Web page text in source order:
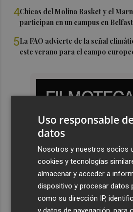
4Chicas del Molina Basket y el
participan en un campus en Belfast
5La FAO advierte de la señal
este verano para el campo
Uso responsable
datos
Nosotros y nuestros socios
cookies y tecnologías
almacenar y acceder a
dispositivo y procesar datos
como su dirección IP,